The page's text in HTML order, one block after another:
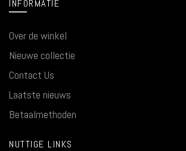
INFORMATIE
Over de winkel
Nieuwe collectie
Contact Us
Laatste nieuws
Betaalmethoden
NUTTIGE LINKS